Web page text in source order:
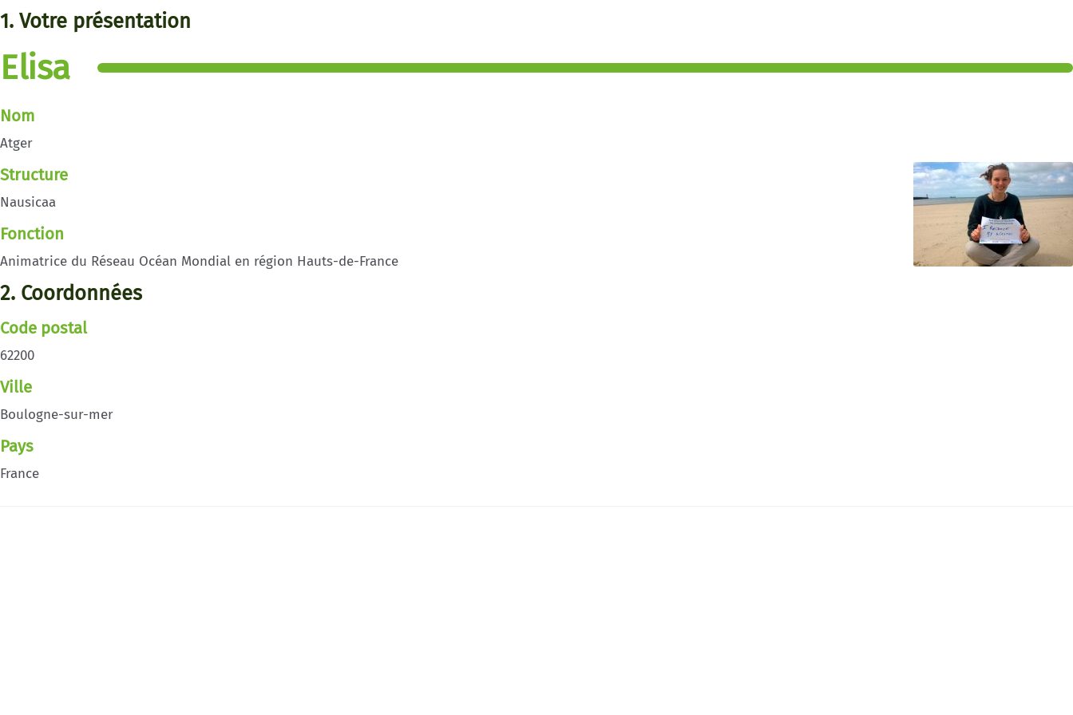
1. Votre présentation
Elisa
Nom
Atger
Structure
Nausicaa
Fonction
Animatrice du Réseau Océan Mondial en région Hauts-de-France
2. Coordonnées
Code postal
62200
Ville
Boulogne-sur-mer
Pays
France